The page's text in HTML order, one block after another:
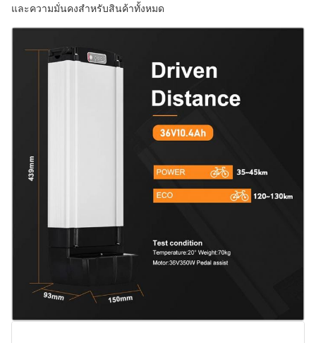
และความมั่นคงสําหรับสินค้าทั้งหมด